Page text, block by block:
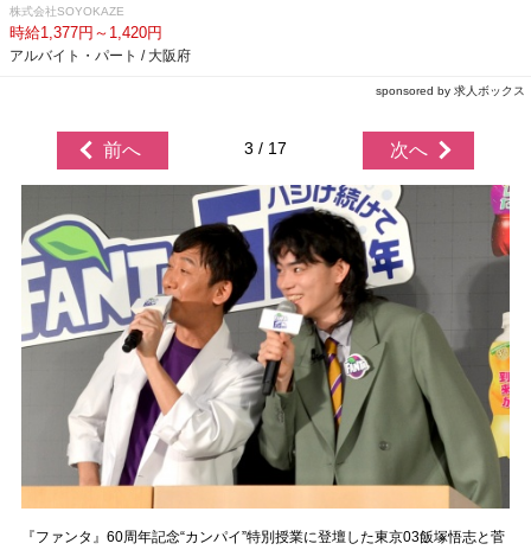
株式会社SOYOKAZE
時給1,377円～1,420円
アルバイト・パート / 大阪府
sponsored by 求人ボックス
前へ 3 / 17 次へ
『ファンタ』60周年記念“カンパイ”特別授業に登壇した東京03飯塚悟志と菅